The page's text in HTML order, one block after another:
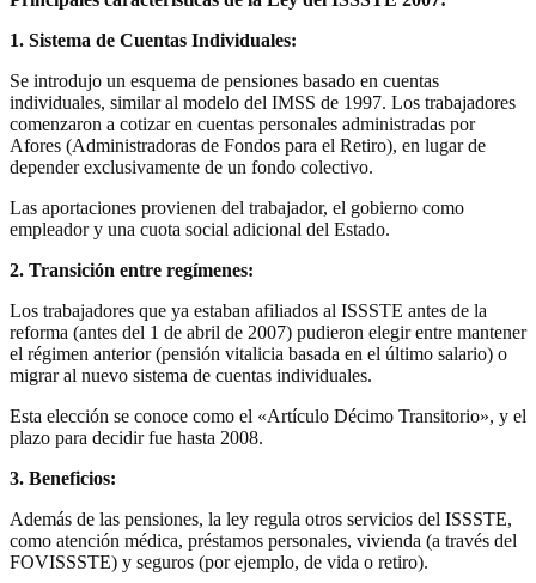
1. Sistema de Cuentas Individuales:
Se introdujo un esquema de pensiones basado en cuentas
individuales, similar al modelo del IMSS de 1997. Los trabajadores
comenzaron a cotizar en cuentas personales administradas por
Afores (Administradoras de Fondos para el Retiro), en lugar de
depender exclusivamente de un fondo colectivo.
Las aportaciones provienen del trabajador, el gobierno como
empleador y una cuota social adicional del Estado.
2. Transición entre regímenes:
Los trabajadores que ya estaban afiliados al ISSSTE antes de la
reforma (antes del 1 de abril de 2007) pudieron elegir entre mantener
el régimen anterior (pensión vitalicia basada en el último salario) o
migrar al nuevo sistema de cuentas individuales.
Esta elección se conoce como el «Artículo Décimo Transitorio», y el
plazo para decidir fue hasta 2008.
3. Beneficios:
Además de las pensiones, la ley regula otros servicios del ISSSTE,
como atención médica, préstamos personales, vivienda (a través del
FOVISSSTE) y seguros (por ejemplo, de vida o retiro).